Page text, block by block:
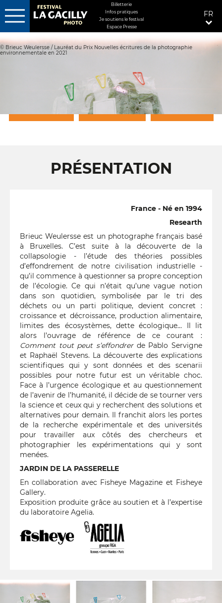
Aller
au
contenu
principal
© Brieuc Weulersse / Lauréat du Prix Nouvelles écritures de la photographie
environnementale en 2021
MENU
FIXÉ
DROITE
Billetterie
Infos pratiques
Je soutiens le festival
Espace Presse
FR
GALERIE PHOTO A LA GACILLY ...
PRÉSENTATION
France - Né en 1994
Researth
Brieuc Weulersse est un photographe français basé
à Bruxelles. C’est suite à la découverte de la
collapsologie - l’étude des théories possibles
d’effondrement de notre civilisation industrielle -
qu’il commence à questionner sa propre conception
de l’écologie. Ce qui n’était qu’une vague notion
dans son quotidien, symbolisée par le tri des
déchets ou un parti politique, devient concret :
croissance et décroissance, production alimentaire,
limites des écosystèmes, dette écologique… Il lit
alors l’ouvrage de référence de ce courant :
Comment tout peut s’effondrer de Pablo Servigne
et Raphaël Stevens. La découverte des explications
scientifiques qui y sont données et des scenarii
possibles pour notre futur est un véritable choc.
Face à l’urgence écologique et au questionnement
de l’avenir de l’humanité, il décide de se tourner vers
la science et ceux qui y recherchent des solutions et
alternatives pour demain. Il franchit alors les portes
de la recherche expérimentale et des universités
pour travailler aux côtés des chercheurs et
photographier les expérimentations qui y sont
menées.
JARDIN DE LA PASSERELLE
En collaboration avec Fisheye Magazine et Fisheye
Gallery.
Exposition produite grâce au soutien et à l’expertise
du laboratoire Agelia.